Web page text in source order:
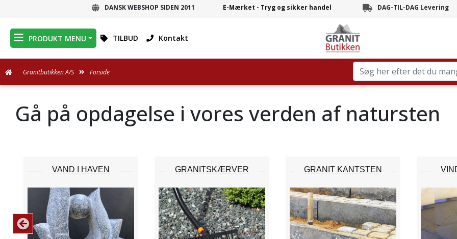
Gå på opdagelse i vores verden af natursten
VAND I HAVEN GRANITSKÆRVER GRANIT KANTSTEN
DANSK WEBSHOP
DANSK WEBSHOP SIDEN 2011 E-Mærket - Tryg og sikker handel Branchens hurtigste
DAG-TIL-DAG Levering
PRODUKT MENU TILBUD Kontakt
Granitbutikken A/S Forside